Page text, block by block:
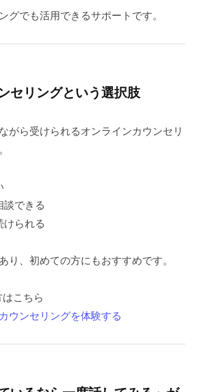
グでも活用できるサポートです。
セリングという選択肢
がら受けられるオンラインカウンセリ
談できる
けられる
り、初めての方にもおすすめです。
こちら
ウンセリングを体験する